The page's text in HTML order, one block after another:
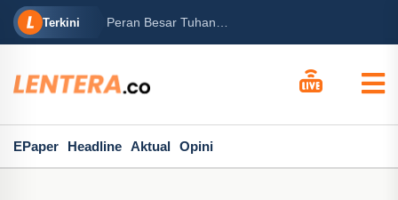
Terkini
Mary...
Peran Besar Tuhan…
EPaper Headline Aktual Opini